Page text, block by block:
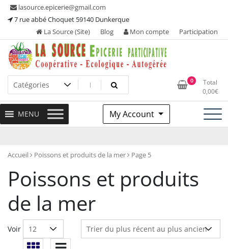
Skip lasource.epicerie@gmail.com
7 rue abbé Choquet 59140 Dunkerque
La Source (Site)
Blog Mon compte Participation
La Source – Epicerie
Participative
Ou tous les adhérents sont propriétaires et participent à la
maintenance de leur épicerie!
0
Total
0,00€
MENU My Account
Accueil Poissons et produits de la mer Page 5
Poissons et produits
de la mer
Voir